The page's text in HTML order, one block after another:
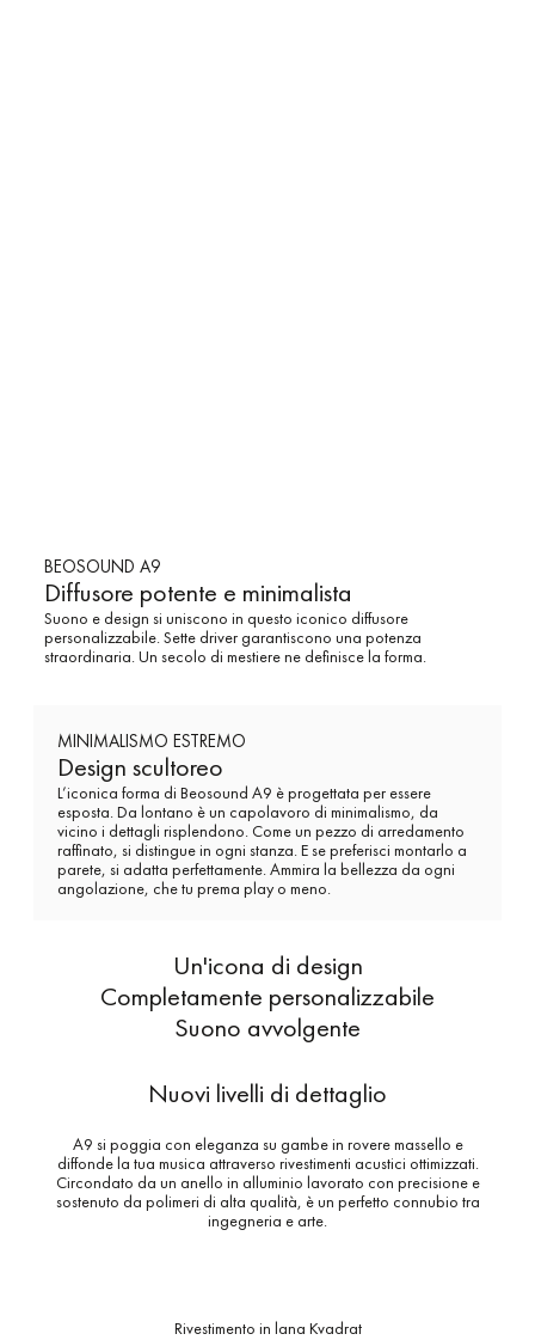
BEOSOUND A9
Diffusore potente e minimalista
Suono e design si uniscono in questo iconico diffusore
personalizzabile. Sette driver garantiscono una potenza
straordinaria. Un secolo di mestiere ne definisce la forma.
MINIMALISMO ESTREMO
Design scultoreo
L’iconica forma di Beosound A9 è progettata per essere
esposta. Da lontano è un capolavoro di minimalismo, da
vicino i dettagli risplendono. Come un pezzo di arredamento
raffinato, si distingue in ogni stanza. E se preferisci montarlo a
parete, si adatta perfettamente. Ammira la bellezza da ogni
angolazione, che tu prema play o meno.
Un'icona di design
Completamente personalizzabile
Suono avvolgente
Nuovi livelli di dettaglio
A9 si poggia con eleganza su gambe in rovere massello e
diffonde la tua musica attraverso rivestimenti acustici ottimizzati.
Circondato da un anello in alluminio lavorato con precisione e
sostenuto da polimeri di alta qualità, è un perfetto connubio tra
ingegneria e arte.
Rivestimento in lana Kvadrat